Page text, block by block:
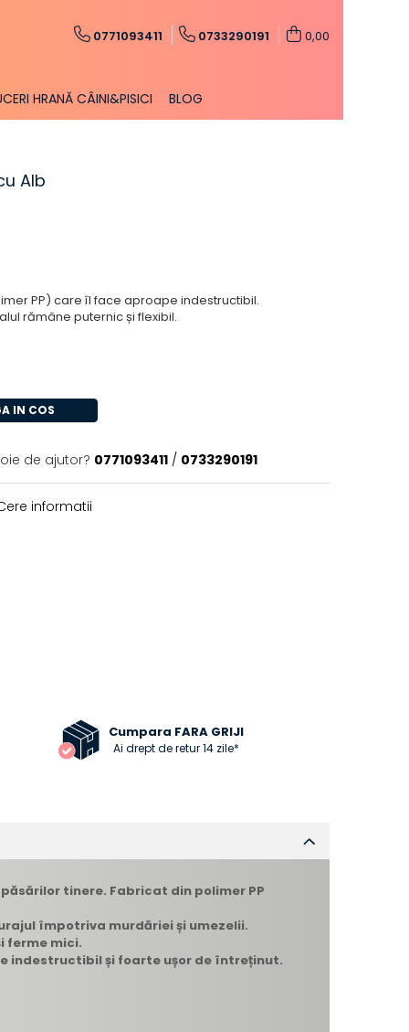
0771093411 0733290191 0,00
HRANĂ CÂINI&PISICI BLOG
Alb
PP) care îl face aproape indestructibil.
rămâne puternic și flexibil.
IN COS
de ajutor? 0771093411 / 0733290191
informatii
Cumpara FARA GRIJI
Ai drept de retur 14 zile*
tinere. Fabricat din polimer PP
împotriva murdăriei și umezelii.
ferme mici.
indestructibil și foarte ușor de întreținut.